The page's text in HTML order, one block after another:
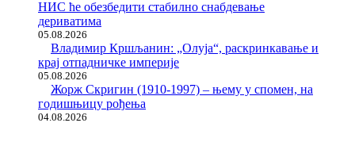
НИС ће обезбедити стабилно снабдевање
дериватима
05.08.2026
Владимир Кршљанин: „Олуја“, раскринкавање и
крај отпадничке империје
05.08.2026
Жорж Скригин (1910-1997) – њему у спомен, на
годишњицу рођења
04.08.2026